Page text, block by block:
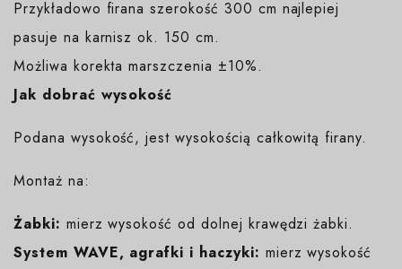
Przykładowo firana szerokość 300 cm najlepiej
pasuje na karnisz ok. 150 cm.
Możliwa korekta marszczenia ±10%.
Jak dobrać wysokość
Podana wysokość, jest wysokością całkowitą firany.
Montaż na:
Żabki: mierz wysokość od dolnej krawędzi żabki.
System WAVE, agrafki i haczyki: mierz wysokość